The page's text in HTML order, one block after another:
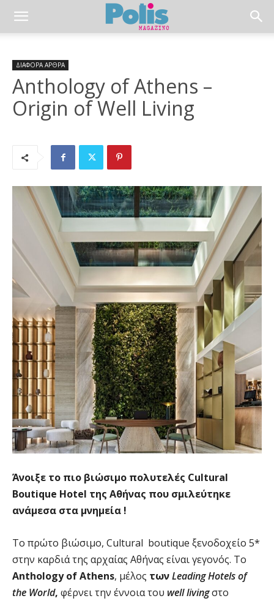
ΔΙΑΦΟΡΑ ΑΡΘΡΑ
Anthology of Athens –
Origin of Well Living
Άνοιξε το πιο βιώσιμο πολυτελές Cultural
Boutique Hotel της Αθήνας που σμιλεύτηκε
ανάμεσα στα μνημεία !
Το πρώτο βιώσιμο, Cultural boutique ξενοδοχείο 5*
στην καρδιά της αρχαίας Αθήνας είναι γεγονός. Το
Anthology of Athens, μέλος τωνLeading Hotels of
the World, φέρνει την έννοια του well livingστο